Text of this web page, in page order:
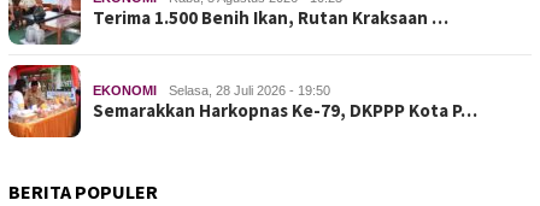
Terima 1.500 Benih Ikan, Rutan Kraksaan …
EKONOMI Selasa, 28 Juli 2026 - 19:50
Semarakkan Harkopnas Ke-79, DKPPP Kota P…
BERITA POPULER